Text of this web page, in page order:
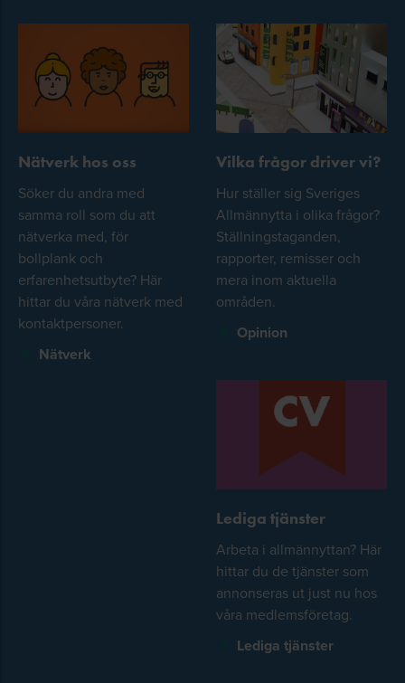
Nätverk hos oss
Söker du andra med
samma roll som du att
nätverka med, för
bollplank och
erfarenhetsutbyte? Här
hittar du våra nätverk med
kontaktpersoner.
Nätverk
Vilka frågor driver vi?
Hur ställer sig Sveriges
Allmännytta i olika frågor?
Ställningstaganden,
rapporter, remisser och
mera inom aktuella
områden.
Opinion
Lediga tjänster
Arbeta i allmännyttan? Här
hittar du de tjänster som
annonseras ut just nu hos
våra medlemsföretag.
Lediga tjänster